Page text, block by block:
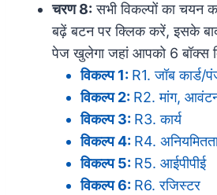
चरण 8: सभी विकल्पों का चयन
बढ़ें बटन पर क्लिक करें, इसके
पेज खुलेगा जहां आपको 6 बॉक्स
विकल्प 1: R1. जॉब कार्ड/
विकल्प 2: R2. मांग,
विकल्प 3: R3. कार्य
विकल्प 4: R4.
विकल्प 5: R5. आईपीपीई
विकल्प 6: R6. रजिस्टर